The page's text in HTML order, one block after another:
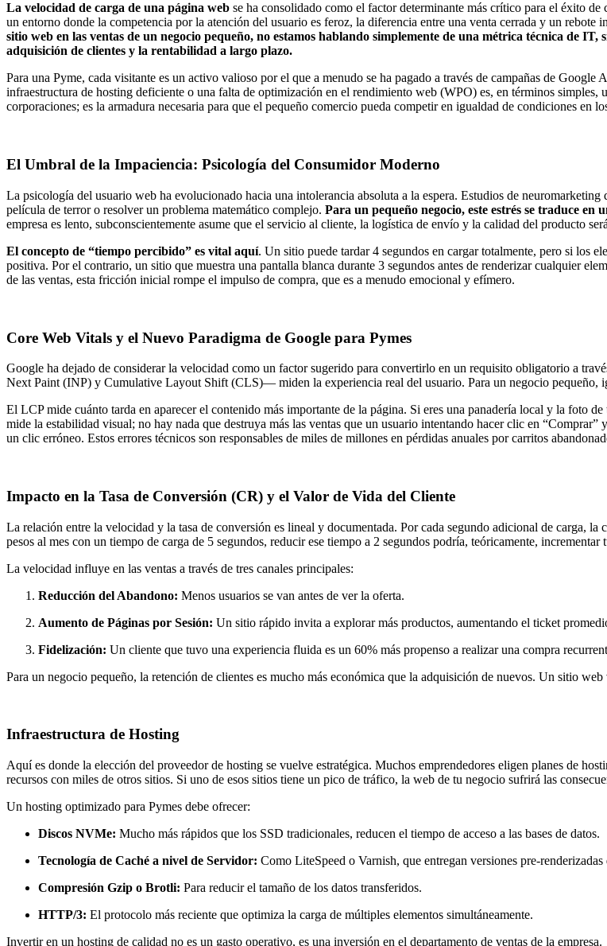
La velocidad de carga de una página web se ha consolidado como el factor determinante más crítico para el éxito
un entorno donde la competencia por la atención del usuario es feroz, la diferencia entre una venta cerrada y un rebote
sitio web en las ventas de un negocio pequeño, no estamos hablando simplemente de una métrica técnica de
adquisición de clientes y la rentabilidad a largo plazo.
Para una Pyme, cada visitante es un activo valioso por el que a menudo se ha pagado a través de campañas de
infraestructura de hosting deficiente o una falta de optimización en el rendimiento web (WPO) es, en términos
corporaciones; es la armadura necesaria para que el pequeño comercio pueda competir en igualdad de condiciones en
El Umbral de la Impaciencia: Psicología del Consumidor Moderno
La psicología del usuario web ha evolucionado hacia una intolerancia absoluta a la espera. Estudios de
película de terror o resolver un problema matemático complejo. Para un pequeño negocio, este estrés se traduce en
empresa es lento, subconscientemente asume que el servicio al cliente, la logística de envío y la calidad del producto
El concepto de “tiempo percibido” es vital aquí. Un sitio puede tardar 4 segundos en cargar totalmente, pero si los
positiva. Por el contrario, un sitio que muestra una pantalla blanca durante 3 segundos antes de renderizar cualquier
de las ventas, esta fricción inicial rompe el impulso de compra, que es a menudo emocional y efímero.
Core Web Vitals y el Nuevo Paradigma de Google para Pymes
Google ha dejado de considerar la velocidad como un factor sugerido para convertirlo en un requisito obligatorio a
Next Paint (INP) y Cumulative Layout Shift (CLS)— miden la experiencia real del usuario. Para un negocio pequeño,
El LCP mide cuánto tarda en aparecer el contenido más importante de la página. Si eres una panadería local y la foto
mide la estabilidad visual; no hay nada que destruya más las ventas que un usuario intentando hacer clic en
un clic erróneo. Estos errores técnicos son responsables de miles de millones en pérdidas anuales por carritos
Impacto en la Tasa de Conversión (CR) y el Valor de Vida del Cliente
La relación entre la velocidad y la tasa de conversión es lineal y documentada. Por cada segundo adicional de carga,
pesos al mes con un tiempo de carga de 5 segundos, reducir ese tiempo a 2 segundos podría, teóricamente,
La velocidad influye en las ventas a través de tres canales principales:
Reducción del Abandono: Menos usuarios se van antes de ver la oferta.
Aumento de Páginas por Sesión: Un sitio rápido invita a explorar más productos, aumentando el ticket
Fidelización: Un cliente que tuvo una experiencia fluida es un 60% más propenso a realizar una compra
Para un negocio pequeño, la retención de clientes es mucho más económica que la adquisición de nuevos. Un sitio
Infraestructura de Hosting
Aquí es donde la elección del proveedor de hosting se vuelve estratégica. Muchos emprendedores eligen planes de
recursos con miles de otros sitios. Si uno de esos sitios tiene un pico de tráfico, la web de tu negocio sufrirá las
Un hosting optimizado para Pymes debe ofrecer:
Discos NVMe: Mucho más rápidos que los SSD tradicionales, reducen el tiempo de acceso a las bases de datos.
Tecnología de Caché a nivel de Servidor: Como LiteSpeed o Varnish, que entregan versiones pre-
Compresión Gzip o Brotli: Para reducir el tamaño de los datos transferidos.
HTTP/3: El protocolo más reciente que optimiza la carga de múltiples elementos simultáneamente.
Invertir en un hosting de calidad no es un gasto operativo, es una inversión en el departamento de ventas de la empresa.